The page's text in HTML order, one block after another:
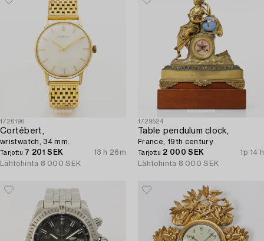
1726196
Cortébert,
wristwatch, 34 mm.
Tarjottu 7 201 SEK
13 h 26m
Lähtöhinta 8 000 SEK
1729524
Table pendulum clock,
France, 19th century.
Tarjottu 2 000 SEK
1p 14 h
Lähtöhinta 8 000 SEK